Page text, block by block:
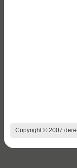
Copyright © 2007